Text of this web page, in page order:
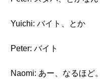
Yuichi: バイト、とか
Peter: バイト
Naomi: あー、なるほど